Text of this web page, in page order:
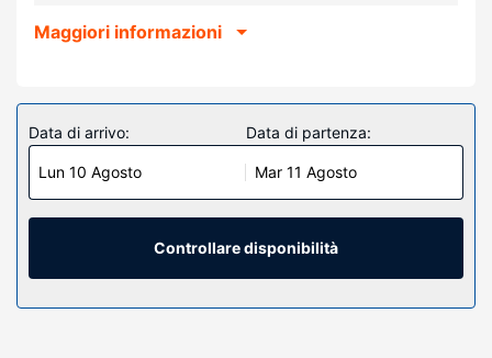
Camere
Troverai anche una cucina con un forno, un piano cottura e
un microonde.
piscina all'aperto, nonché il Wi-Fi gratuito.
Il un parcheggio gratuito è disponibile in loco.
Maggiori informazioni
Data di arrivo:
Lun 10 Agosto
Data di partenza:
Mar 11 Agosto
Controllare disponibilità